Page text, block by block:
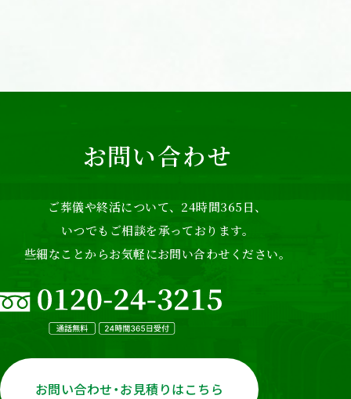
お問い合わせ
ご葬儀や終活について、24時間365日、
いつでもご相談を承っております。
些細なことからお気軽にお問い合わせください。
お問い合わせ・お見積りはこちら